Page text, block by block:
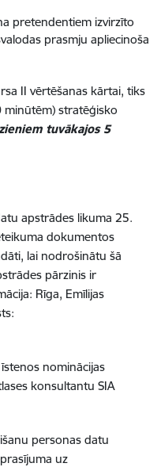
pretendentiem izvirzīto
prasmju apliecinoša
II vērtēšanas kārtai, tiks
minūtēm) stratēģisko
tuvākajos 5
apstrādes likuma 25.
dokumentos
lai nodrošinātu šā
pārzinis ir
Rīga, Emīlijas
nominācijas
konsultantu SIA
personas datu
uz